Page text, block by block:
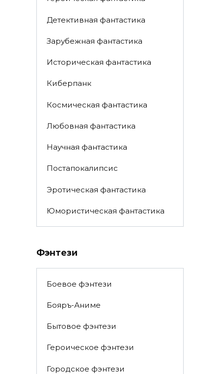
Детективная фантастика
Зарубежная фантастика
Историческая фантастика
Киберпанк
Космическая фантастика
Любовная фантастика
Научная фантастика
Постапокалипсис
Эротическая фантастика
Юмористическая фантастика
Фэнтези
Боевое фэнтези
Бояръ-Аниме
Бытовое фэнтези
Героическое фэнтези
Городское фэнтези